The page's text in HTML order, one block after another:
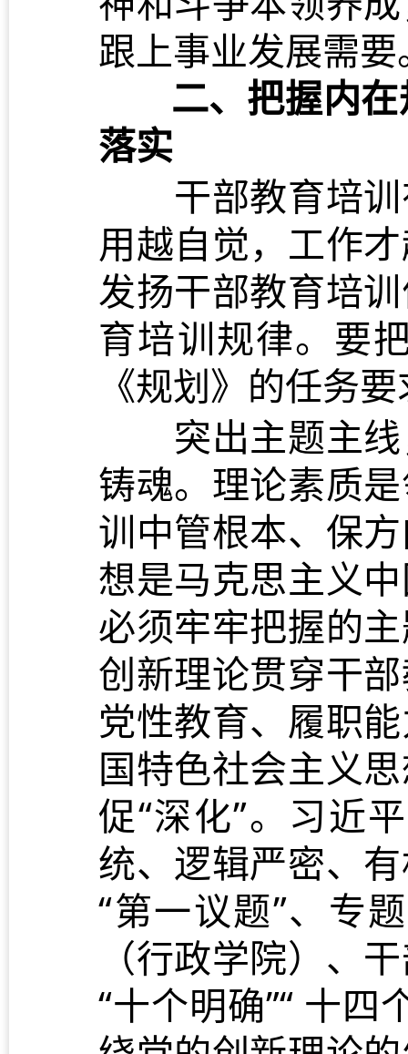
跟上事业发展需要
二、把握内
落实
干部教育培训
用越自觉，工作
发扬干部教育培
育培训规律。要
《规划》的任务
突出主题主线
铸魂。理论素质
训中管根本、保
想是马克思主义
必须牢牢把握的
创新理论贯穿干
党性教育、履职
国特色社会主义
促“深化”。习近
统、逻辑严密、
“第一议题”、专
（行政学院）、
“十个明确”“ 十四